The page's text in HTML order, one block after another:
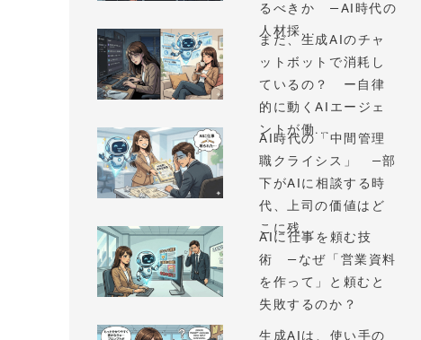
るべきか —AI時代の
人材採...
まだ、生成AIのチャ
ットボットで消耗し
ているの？ ー自律
的に動くAIエージェ
ントが働...
AI時代の「中間管理
職クライシス」 —部
下がAIに相談する時
代、上司の価値はど
こに残...
AIに仕事を頼む技
術 —なぜ「営業資料
を作って」と頼むと
失敗するのか？
生成AIは、使い手の